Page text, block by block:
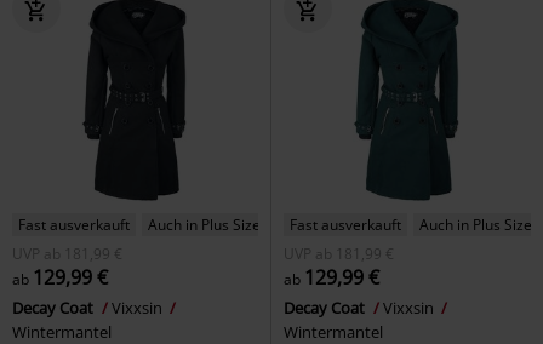
Fast ausverkauft
Auch in Plus Size
UVP
ab
181,99 €
ab 129,99 €
Decay Coat
Vixxsin
Wintermantel
Fast ausverkauft
Auch in Plus Size
UVP
ab
181,99 €
ab 129,99 €
Decay Coat
Vixxsin
Wintermantel